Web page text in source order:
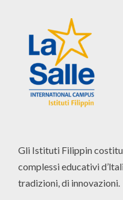
Gli Istituti Filippin
complessi educativi
tradizioni, di innovazioni.